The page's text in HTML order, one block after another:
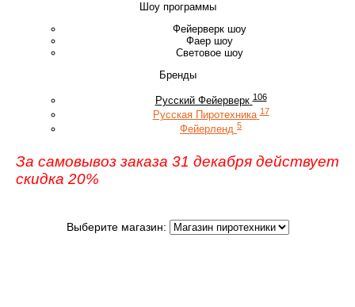
Шоу программы
Фейерверк шоу
Фаер шоу
Световое шоу
Бренды
Русский Фейерверк 106
Русская Пиротехника 17
Фейерленд 5
За самовывоз заказа 31 декабря действует
скидка 20%
Выберите магазин: